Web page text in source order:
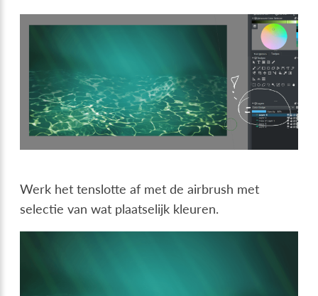
Werk het tenslotte af met de airbrush met
selectie van wat plaatselijk kleuren.